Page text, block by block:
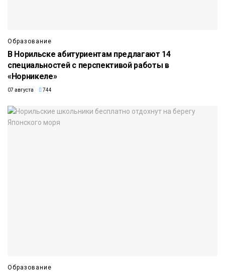
Образование
В Норильске абитуриентам предлагают 14
специальностей с перспективой работы в
«Норникеле»
07 августа 744
Образование